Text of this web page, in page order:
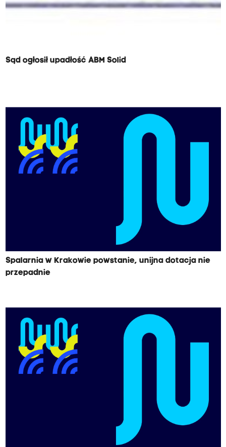
Sąd ogłosił upadłość ABM Solid
Spalarnia w Krakowie powstanie, unijna dotacja nie
przepadnie